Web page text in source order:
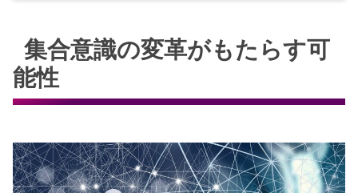
集合意識と意識改革の関係とは
無意識から意識へ変わる方法
今ここに意識を集中する重要性
集合意識の変革を実現する具体的ステップ
集合意識の変革がもたらす可
能性